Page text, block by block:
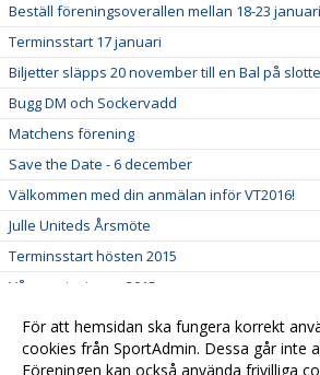
Beställ föreningsoverallen mellan 18-23 januari
Terminsstart 17 januari
Biljetter släpps 20 november till en Bal på
Bugg DM och Sockervadd
Matchens förening
Save the Date - 6 december
Välkommen med din anmälan inför VT2016!
Julle Uniteds Årsmöte
Terminsstart hösten 2015
Våruppvisningen 2015
Höstuppvisning 2014
Våruppvisningen 2014
För att hemsidan ska fungera korrekt
cookies från SportAdmin. Dessa går inte
Föreningen kan också använda frivilliga